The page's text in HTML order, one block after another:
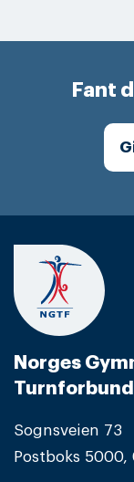
Fant
Norges
Turnforbund
Sognsveien 73
Postboks 5000,